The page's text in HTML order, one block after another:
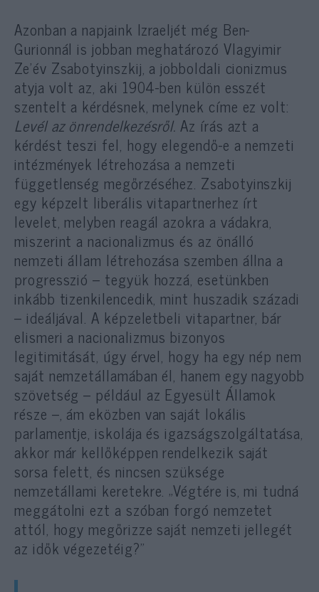
Azonban a napjaink Izraeljét még Ben-
Gurionnál is jobban meghatározó Vlagyimir
Ze’év Zsabotyinszkij, a jobboldali cionizmus
atyja volt az, aki 1904-ben külön esszét
szentelt a kérdésnek, melynek címe ez volt:
Levél az önrendelkezésről. Az írás azt a
kérdést teszi fel, hogy elegendő-e a nemzeti
intézmények létrehozása a nemzeti
függetlenség megőrzéséhez. Zsabotyinszkij
egy képzelt liberális vitapartnerhez írt
levelet, melyben reagál azokra a vádakra,
miszerint a nacionalizmus és az önálló
nemzeti állam létrehozása szemben állna a
progresszió – tegyük hozzá, esetünkben
inkább tizenkilencedik, mint huszadik századi
– ideáljával. A képzeletbeli vitapartner, bár
elismeri a nacionalizmus bizonyos
legitimitását, úgy érvel, hogy ha egy nép nem
saját nemzetállamában él, hanem egy nagyobb
szövetség – például az Egyesült Államok
része –, ám eközben van saját lokális
parlamentje, iskolája és igazságszolgáltatása,
akkor már kellőképpen rendelkezik saját
sorsa felett, és nincsen szüksége
nemzetállami keretekre. „Végtére is, mi tudná
meggátolni ezt a szóban forgó nemzetet
attól, hogy megőrizze saját nemzeti jellegét
az idők végezetéig?”